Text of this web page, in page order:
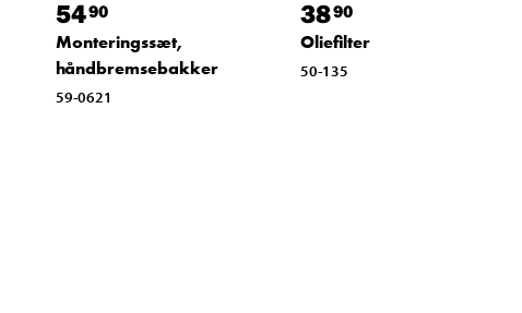
5490
Monteringssæt,
håndbremsebakker
59-0621
3890
Oliefilter
50-135